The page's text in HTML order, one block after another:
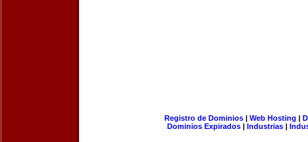
Registro de Dominios| Web Hosting |
Dominios Expirados | Industrias |